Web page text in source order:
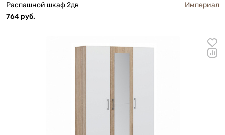
Распашной шкаф 2дв
Империал
764 руб.